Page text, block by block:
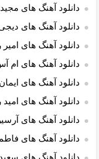
دانلود آهنگ های
دانلود آهنگ های
دانلود آهنگ های
دانلود آهنگ های ام
دانلود آهنگ های
دانلود آهنگ های
دانلود آهنگ های
دانلود آهنگ های